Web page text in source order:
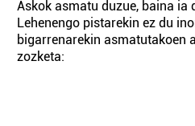
Askok asmatu duzue, baina ia
Lehenengo pistarekin ez du
bigarrenarekin asmatutakoen
zozketa: